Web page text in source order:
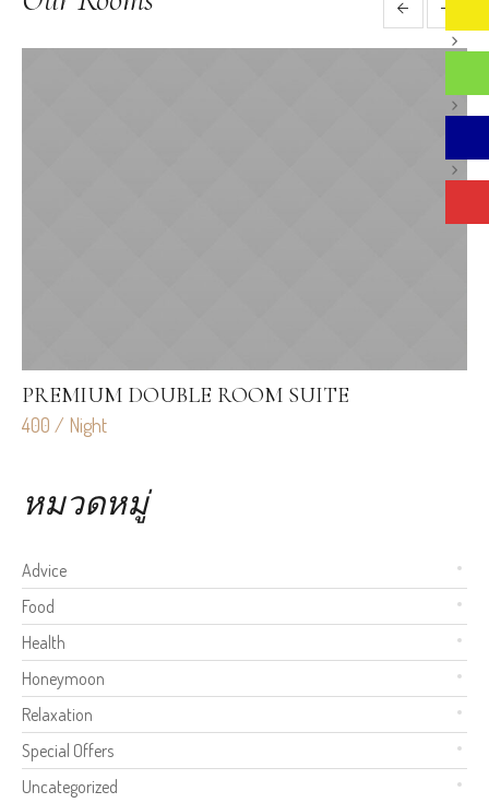
PREMIUM DOUBLE ROOM SUITE
400 / Night
หมวดหมู่
Advice
Food
Health
Honeymoon
Relaxation
Special Offers
Uncategorized